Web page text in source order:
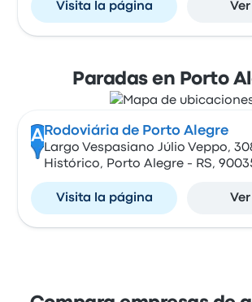
Visita la página
Paradas en Porto
A Rodoviária de Porto Alegre
Largo Vespasiano Júlio Veppo,
Histórico, Porto Alegre - RS,
Visita la página